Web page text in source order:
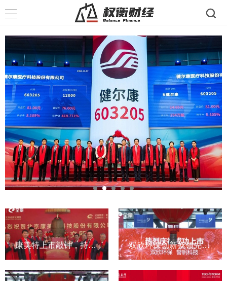
康美特上市敲钟，持续高投入研发，营利双增，助力LED封装厂商 双欣环保创新换领先，以质量争市占率，以业绩回报社会